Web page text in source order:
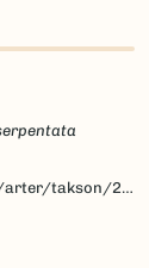
29940/beskrivelse